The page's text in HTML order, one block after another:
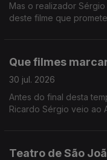
Mas o realizador
deste filme que
Que filmes
30 jul. 2026
Antes do final desta
Ricardo Sérgio veio ao
Teatro de São